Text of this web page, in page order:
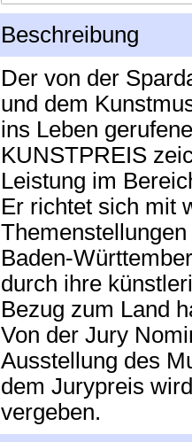
Beschreibung
Der von der
und dem
ins Leben
KUNSTPREIS
Leistung im
Er richtet sich mit
Baden-
durch ihre
Bezug zum Land
Von der Jury
Ausstellung des
dem Jurypreis
vergeben.